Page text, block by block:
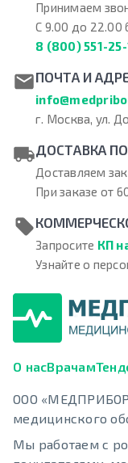
Принимаем
С 9.00 до 22.00
8 (800) 551-
ПОЧТА И
г. Москва, ул.
ДОСТАВКА
Доставляем
При заказе от
Запросите КП
Узнайте о
О насВрачам
ООО «МЕДПРИБОР
медицинского
Мы работаем с